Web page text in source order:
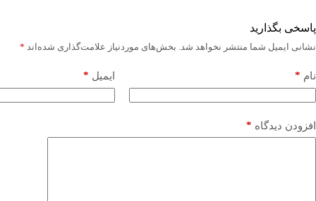
پاسخی بگذارید
نشانی ایمیل شما منتشر نخواهد شد. بخش‌های موردنیاز علامت‌گذاری شده‌اند *
نام * ایمیل *
افزودن دیدگاه *